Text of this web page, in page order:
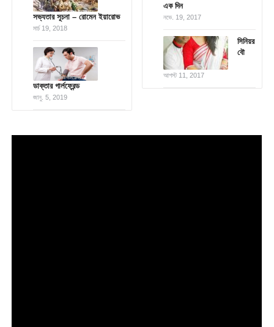
সভ্যতার সূচনা – রোমেন ইয়ারোভ
মার্চ 19, 2018
ডাক্তার গার্লফ্রেন্ড
জানু. 5, 2019
এক দিন
নভে. 19, 2017
সিনিয়র
বৌ
আগস্ট 11, 2017